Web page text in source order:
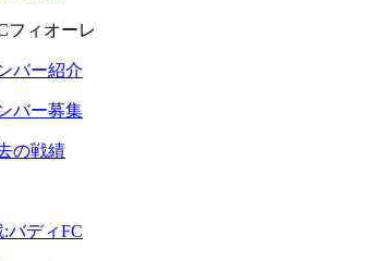
フィオーレ
バー紹介
バー募集
の戦績
:バディFC